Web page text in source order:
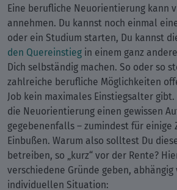
Eine berufliche Neuorientierung kann
annehmen. Du kannst noch einmal
oder ein Studium starten, Du kannst
den Quereinstieg in einem ganz
Dich selbständig machen. So oder so
zahlreiche berufliche Möglichkeiten
Job kein maximales Einstiegsalter
die Neuorientierung einen gewissen
gegebenenfalls – zumindest für einige
Einbußen. Warum also solltest Du
betreiben, so „kurz“ vor der Rente?
verschiedene Gründe geben,
individuellen Situation: